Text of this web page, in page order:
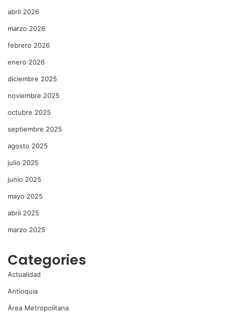
abril 2026
marzo 2026
febrero 2026
enero 2026
diciembre 2025
noviembre 2025
octubre 2025
septiembre 2025
agosto 2025
julio 2025
junio 2025
mayo 2025
abril 2025
marzo 2025
Categories
Actualidad
Antioquia
Área Metropolitana